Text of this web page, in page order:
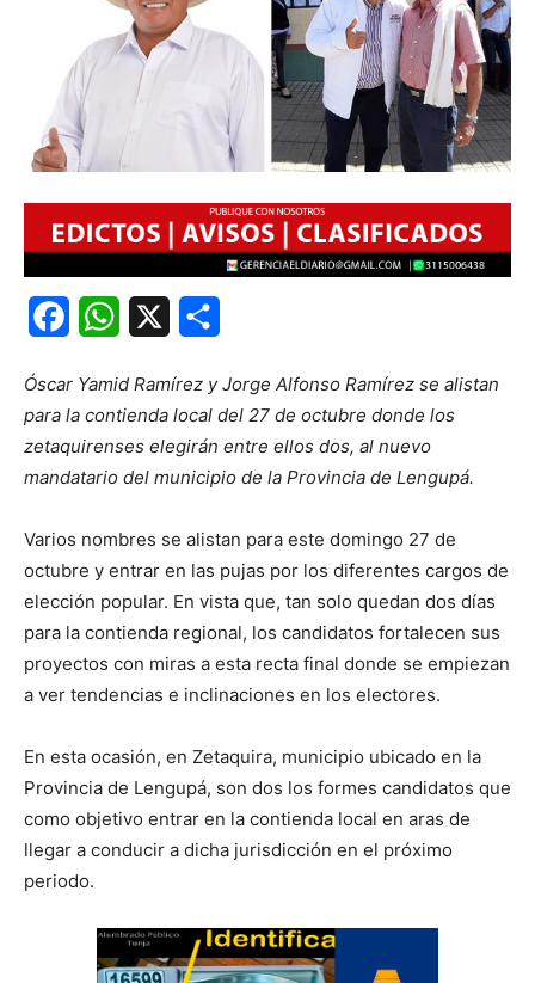
FacebookWhatsApp
Óscar Yamid Ramírez y Jorge Alfonso Ramírez se alistan
para la contienda local del 27 de octubre donde los
zetaquirenses elegirán entre ellos dos, al nuevo
mandatario del municipio de la Provincia de Lengupá.
Varios nombres se alistan para este domingo 27 de
octubre y entrar en las pujas por los diferentes cargos de
elección popular. En vista que, tan solo quedan dos días
para la contienda regional, los candidatos fortalecen sus
proyectos con miras a esta recta final donde se empiezan
a ver tendencias e inclinaciones en los electores.
En esta ocasión, en Zetaquira, municipio ubicado en la
Provincia de Lengupá, son dos los formes candidatos que
como objetivo entrar en la contienda local en aras de
llegar a conducir a dicha jurisdicción en el próximo
periodo.